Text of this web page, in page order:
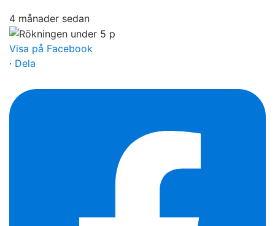
4 månader sedan
Visa på Facebook
· Dela